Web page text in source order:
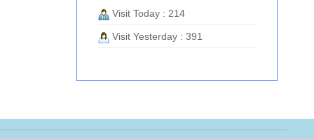
Visit Today : 214
Visit Yesterday : 391